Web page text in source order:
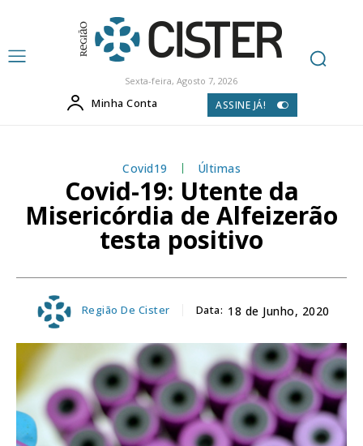
Sexta-feira, Agosto 7, 2026
Minha Conta ASSINE JÁ!
Covid19 Últimas
Covid-19: Utente da
Misericórdia de Alfeizerão
testa positivo
Região De Cister Data: 18 de Junho, 2020